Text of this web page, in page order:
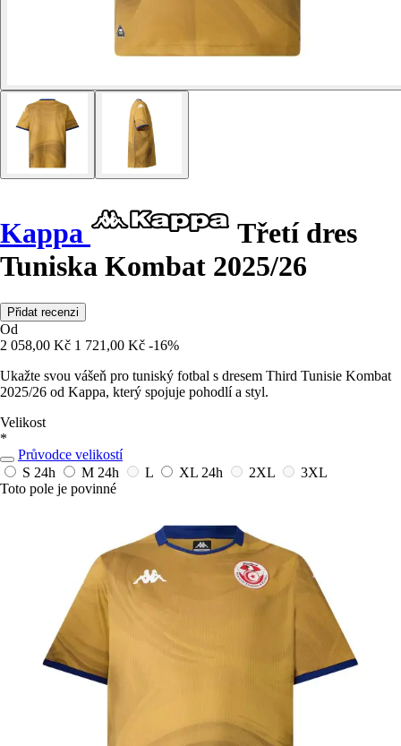
Kappa
Třetí dres
Tuniska Kombat 2025/26
Přidat recenzi
Od
2 058,00 Kč 1 721,00 Kč -16%
Ukažte svou vášeň pro tuniský fotbal s dresem Third Tunisie Kombat
2025/26 od Kappa, který spojuje pohodlí a styl.
Velikost
*
Průvodce velikostí
S 24h M 24h L XL 24h 2XL
3XL
Toto pole je povinné